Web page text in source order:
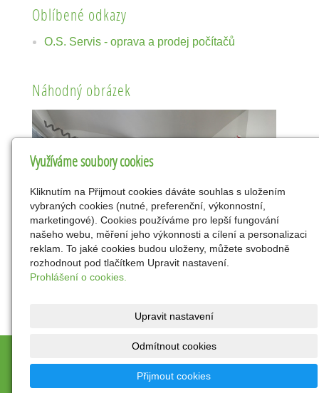
Oblíbené odkazy
O.S. Servis - oprava a prodej počítačů
Náhodný obrázek
DOVEON - centrum s.r.o. |
webové stránkys AI, doména
Využíváme soubory cookies
Kliknutím na Přijmout cookies dáváte souhlas s uložením
vybraných cookies (nutné, preferenční, výkonnostní,
marketingové). Cookies používáme pro lepší fungování
našeho webu, měření jeho výkonnosti a cílení a personalizaci
reklam. To jaké cookies budou uloženy, můžete svobodně
rozhodnout pod tlačítkem Upravit nastavení.
Prohlášení o cookies.
Upravit nastavení
Odmítnout cookies
Přijmout cookies